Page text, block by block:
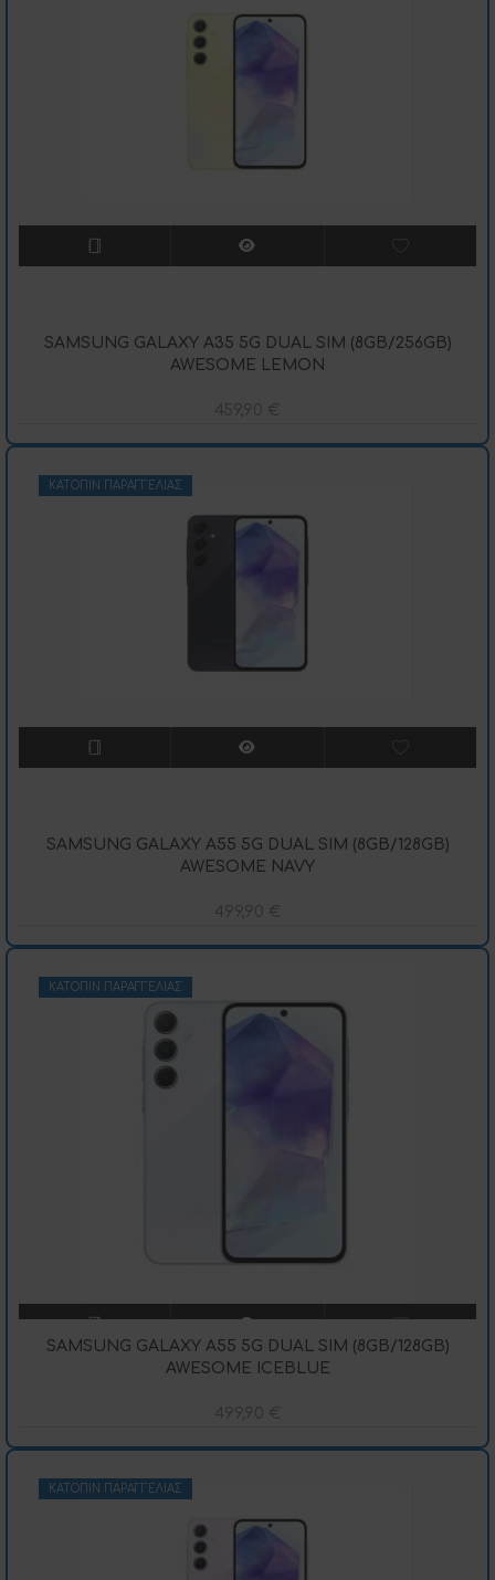
SAMSUNG GALAXY A35 5G DUAL SIM (8GB/256GB)
AWESOME LEMON
459,90 €
ΚΑΤΌΠΙΝ ΠΑΡΑΓΓΕΛΊΑΣ
SAMSUNG GALAXY A55 5G DUAL SIM (8GB/128GB)
AWESOME NAVY
499,90 €
ΚΑΤΌΠΙΝ ΠΑΡΑΓΓΕΛΊΑΣ
SAMSUNG GALAXY A55 5G DUAL SIM (8GB/128GB)
AWESOME ICEBLUE
499,90 €
ΚΑΤΌΠΙΝ ΠΑΡΑΓΓΕΛΊΑΣ